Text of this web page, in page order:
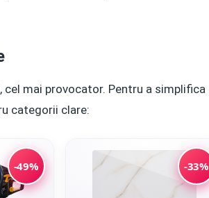
cel mai provocator. Pentru a simplifica
categorii clare:
-49% -33%